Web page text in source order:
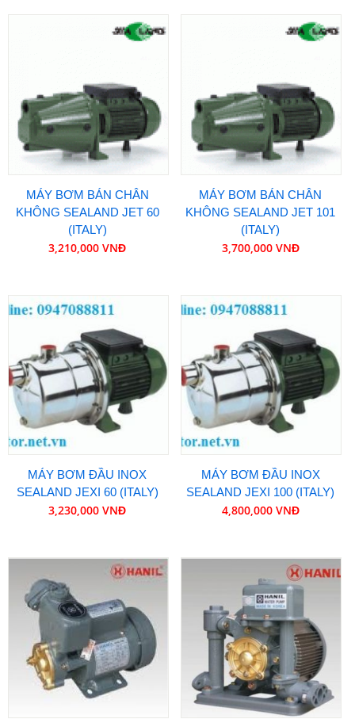
MÁY BƠM BÁN CHÂN
KHÔNG SEALAND JET 60
(ITALY)
3,210,000 VNĐ
MÁY BƠM BÁN CHÂN
KHÔNG SEALAND JET 101
(ITALY)
3,700,000 VNĐ
MÁY BƠM ĐẦU INOX
SEALAND JEXI 60 (ITALY)
3,230,000 VNĐ
MÁY BƠM ĐẦU INOX
SEALAND JEXI 100 (ITALY)
4,800,000 VNĐ